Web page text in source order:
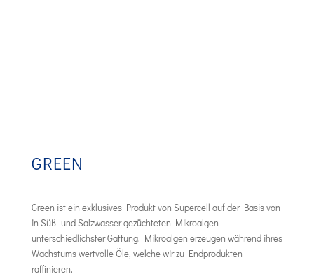
GREEN
Green ist ein exklusives Produkt von Supercell auf der Basis von
in Süß- und Salzwasser gezüchteten Mikroalgen
unterschiedlichster Gattung. Mikroalgen erzeugen während ihres
Wachstums wertvolle Öle, welche wir zu Endprodukten
raffinieren.